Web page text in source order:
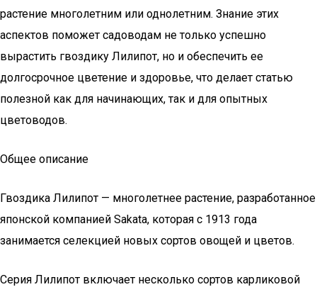
растение многолетним или однолетним. Знание этих
аспектов поможет садоводам не только успешно
вырастить гвоздику Лилипот, но и обеспечить ее
долгосрочное цветение и здоровье, что делает статью
полезной как для начинающих, так и для опытных
цветоводов.
Общее описание
Гвоздика Лилипот — многолетнее растение, разработанное
японской компанией Sakata, которая с 1913 года
занимается селекцией новых сортов овощей и цветов.
Серия Лилипот включает несколько сортов карликовой